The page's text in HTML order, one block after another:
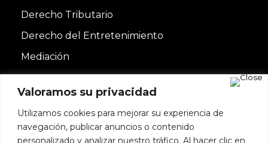
Valoramos su privacidad
Utilizamos cookies para mejorar su experiencia de
navegación, publicar anuncios o contenido
personalizado y analizar nuestro tráfico. Al hacer clic en
Derecho Tributario
Derecho del Entretenimiento
Mediación